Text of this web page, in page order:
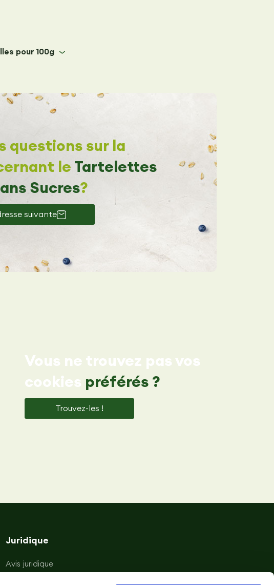
pour 100g
questions sur la
le Tartelettes
Sucres?
suivante
Vous ne trouvez pas vos
cookies préférés ?
Trouvez-les !
Juridique
Avis juridique